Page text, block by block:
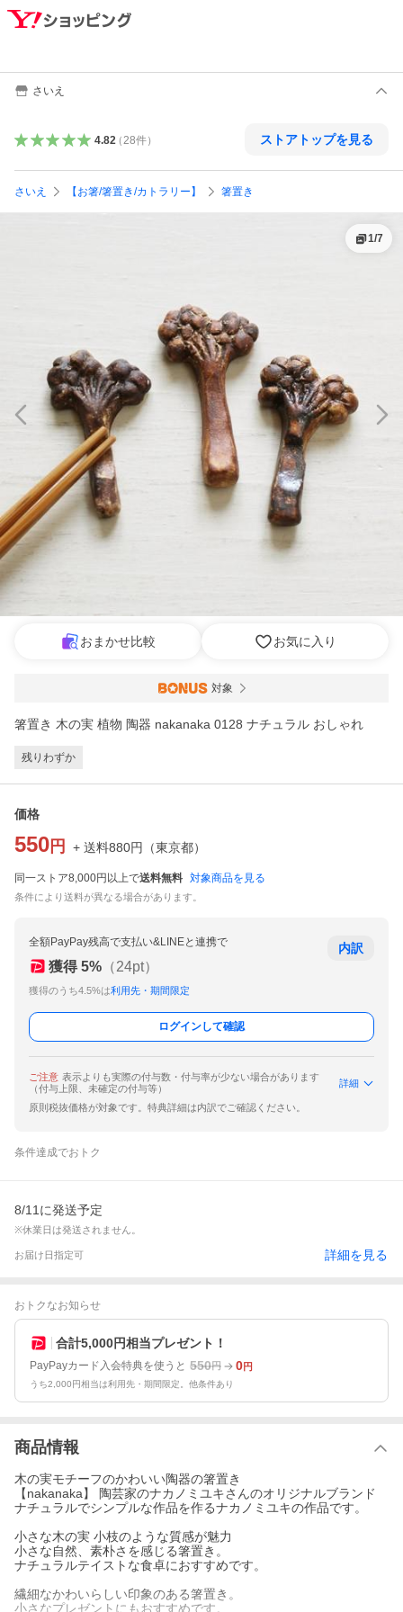
さいえ
4.82（ 28件） ストアトップを見る
さいえ 【お箸/箸置き/カトラリー】 箸置き
1/7
おまかせ比較 お気に入り
対象
箸置き 木の実 植物 陶器 nakanaka 0128 ナチュラル おしゃれ
残りわずか
価格
550 円 + 送料880円 （東京都）
同一ストア8,000円以上で送料無料 対象商品を見る
条件により送料が異なる場合があります。
全額PayPay残高で支払い&LINEと連携で
獲得 5% （24pt）
獲得のうち4.5%は利用先・期間限定
内訳
ログインして確認
ご注意 表示よりも実際の付与数・付与率が少ない場合があります
（付与上限、未確定の付与等）
詳細
原則税抜価格が対象です。特典詳細は内訳でご確認ください。
条件達成でおトク
8/11に発送予定
※休業日は発送されません。
お届け日指定可 詳細を見る
おトクなお知らせ
合計5,000円相当プレゼント！
PayPayカード入会特典を使うと 550円 0円
うち2,000円相当は利用先・期間限定。他条件あり
商品情報
木の実モチーフのかわいい陶器の箸置き
【nakanaka】 陶芸家のナカノミユキさんのオリジナルブランド
ナチュラルでシンプルな作品を作るナカノミユキの作品です。
小さな木の実 小枝のような質感が魅力
小さな自然、素朴さを感じる箸置き。
ナチュラルテイストな食卓におすすめです。
繊細なかわいらしい印象のある箸置き。
小さなプレゼントにもおすすめです。